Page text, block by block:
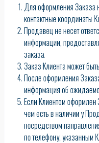
Для оформления Заказа
контактные координаты
Продавец не несет
информации,
заказа.
Заказ Клиента может
После оформления
информация об
Если Клиентом оформлен
чем есть в наличии у
посредством
по телефону, указанным